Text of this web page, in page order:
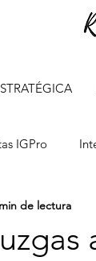
IGPro
de lectura